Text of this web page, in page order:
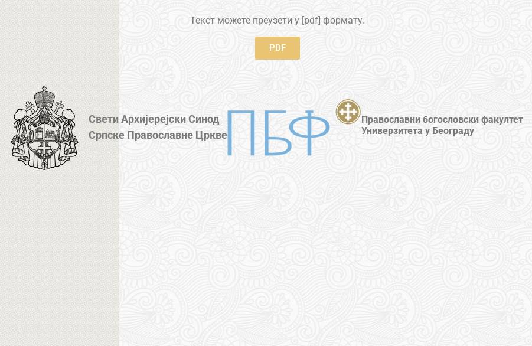
Текст можете преузети у [pdf] формату.
PDF
Свети Архијерејски Синод
Српске Православне Цркве
Православни богословски факултет
Универзитета у Београду